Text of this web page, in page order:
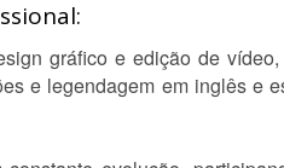
gráfico e edição de
e legendagem em inglês e